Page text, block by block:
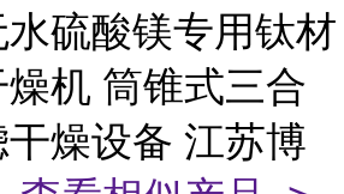
水硫酸镁专用钛材
机 筒锥式三合
燥设备 江苏博